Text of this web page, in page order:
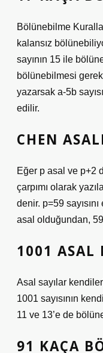
Bölünebilme
kalansız
sayının 15 ile
bölünebilmesi
yazarsak a-5b
edilir.
CHEN
Eğer p asal ve p+2
çarpımı olarak
denir. p=59
asal olduğundan, 59
1001 ASAL
Asal sayılar
1001 sayısının
11 ve 13’e de
91 KAÇA